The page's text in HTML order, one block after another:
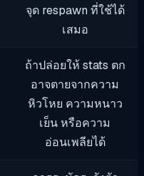
จุด respawn ที่ใช้ได้
เสมอ
ถ้าปล่อยให้ stats ตก
อาจตายจากความ
หิวโหย ความหนาว
เย็น หรือความ
อ่อนเพลียได้